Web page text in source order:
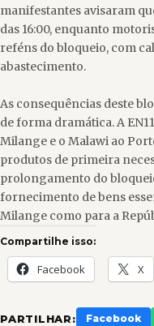
manifestantes avisaram
das 16:00, enquanto
reféns do bloqueio, com
abastecimento.
As consequências deste
de forma dramática. A
Milange e o Malawi ao
produtos de primeira
prolongamento do
fornecimento de bens
Milange como para a
Compartilhe isso:
Facebook X
PARTILHAR: Facebook